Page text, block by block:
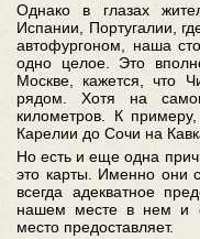
Однако в глазах
Испании, Португалии,
автофургоном, наша
одно целое. Это
Москве, кажется, что
рядом. Хотя на
километров. К
Карелии до Сочи на
Но есть и еще одна
это карты. Именно они
всегда адекватное
нашем месте в нем и
место предоставляет.